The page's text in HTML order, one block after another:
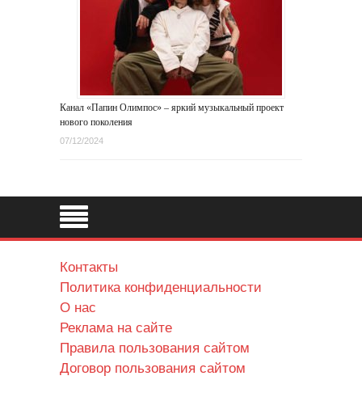
Канал «Папин Олимпос» – яркий музыкальный проект
нового поколения
07/12/2024
Контакты
Политика конфиденциальности
О нас
Реклама на сайте
Правила пользования сайтом
Договор пользования сайтом